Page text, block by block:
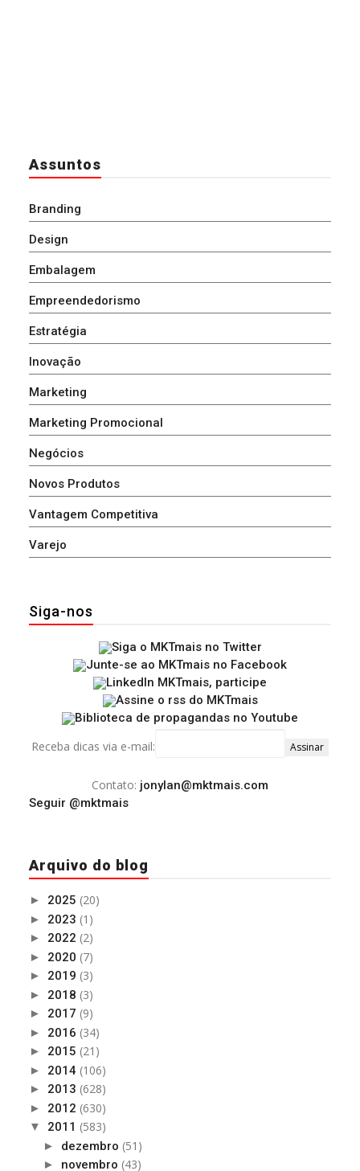
Assuntos
Branding
Design
Embalagem
Empreendedorismo
Estratégia
Inovação
Marketing
Marketing Promocional
Negócios
Novos Produtos
Vantagem Competitiva
Varejo
Siga-nos
Receba dicas via e-mail:
Contato: jonylan@mktmais.com
Seguir @mktmais
Arquivo do blog
► 2025 (20)
► 2023 (1)
► 2022 (2)
► 2020 (7)
► 2019 (3)
► 2018 (3)
► 2017 (9)
► 2016 (34)
► 2015 (21)
► 2014 (106)
► 2013 (628)
► 2012 (630)
▼ 2011 (583)
► dezembro (51)
► novembro (43)